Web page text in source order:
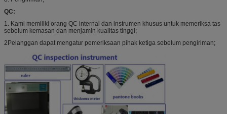
QC:
1. Kami memiliki orang QC internal dan instrumen khusus untuk memeriksa tas
sebelum kemasan dan menjamin kualitas tinggi;
2Pelanggan dapat mengatur pemeriksaan pihak ketiga sebelum pengiriman;